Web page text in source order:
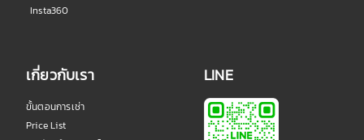
Insta360
เกี่ยวกับเรา
ขั้นตอนการเช่า
Price List
LINE